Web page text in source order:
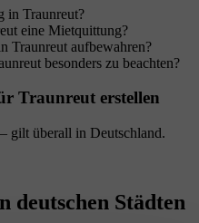
in Traunreut?
eine Mietquittung?
Traunreut aufbewahren?
besonders zu beachten?
Traunreut erstellen
gilt überall in Deutschland.
deutschen Städten